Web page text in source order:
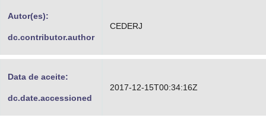
Banco Central do Brasil
Autor(es):
dc.contributor.author
CEDERJ
Data de aceite:
dc.date.accessioned
2017-12-15T00:34:16Z